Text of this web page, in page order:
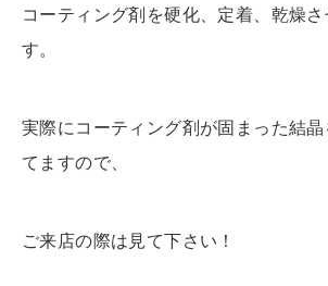
コーティング剤を硬化、定着、乾燥さ
す。
実際にコーティング剤が固まった結
てますので、
ご来店の際は見て下さい！